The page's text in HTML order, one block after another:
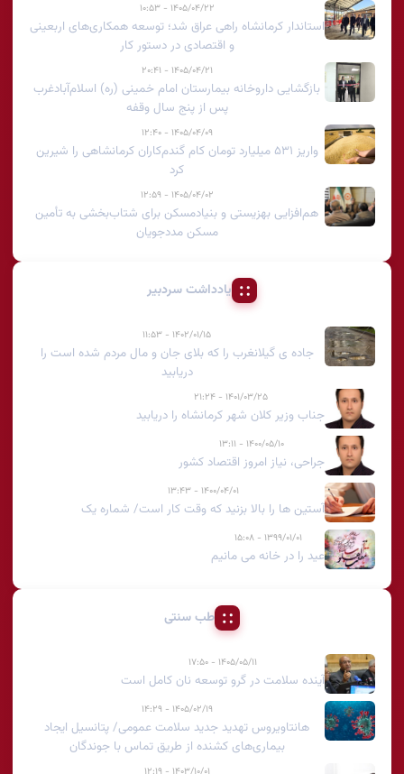
۱۴۰۵/۰۴/۲۲ - ۱۰:۵۳
استاندار کرمانشاه راهی عراق شد؛ توسعه همکاری‌های اربعینی
و اقتصادی در دستور کار
۱۴۰۵/۰۴/۲۱ - ۲۰:۴۱
بازگشایی داروخانه بیمارستان امام خمینی (ره) اسلام‌آبادغرب
پس از پنج سال وقفه
۱۴۰۵/۰۴/۰۹ - ۱۲:۴۰
واریز ۵۳۱ میلیارد تومان کام گندم‌کاران کرمانشاهی را شیرین
کرد
۱۴۰۵/۰۴/۰۲ - ۱۲:۵۹
هم‌افزایی بهزیستی و بنیادمسکن برای شتاب‌بخشی به تأمین
مسکن مددجویان
یادداشت سردبیر
۱۴۰۲/۰۱/۱۵ - ۱۱:۵۳
جاده ی گیلانغرب را که بلای جان و مال مردم شده است را
دریابید
۱۴۰۱/۰۳/۲۵ - ۲۱:۲۴
جناب وزیر کلان شهر کرمانشاه را دریابید
۱۴۰۰/۰۵/۱۰ - ۱۳:۱۱
جراحی، نیاز امروز اقتصاد کشور
۱۴۰۰/۰۴/۰۱ - ۱۳:۴۳
آستین ها را بالا بزنید که وقت کار است/ شماره یک
۱۳۹۹/۰۱/۰۱ - ۱۵:۰۸
عید را در خانه می مانیم
طب سنتی
۱۴۰۵/۰۵/۱۱ - ۱۷:۵۰
آینده سلامت در گرو توسعه نان کامل است
۱۴۰۵/۰۲/۱۹ - ۱۴:۲۹
هانتاویروس تهدید جدید سلامت عمومی/ پتانسیل ایجاد
بیماری‌های کشنده از طریق تماس با جوندگان